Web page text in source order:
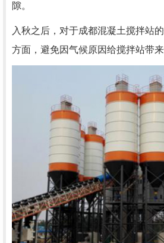
隙。
入秋之后，对于成都混凝土搅拌站
方面，避免因气候原因给搅拌站带来